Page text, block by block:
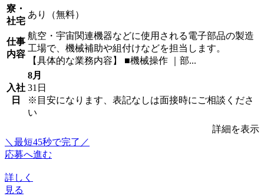
寮・
社宅
あり（無料）
仕事
内容
航空・宇宙関連機器などに使用される電子部品の製造
工場で、機械補助や組付けなどを担当します。
【具体的な業務内容】 ■機械操作 ｜部...
入社
日
8月
31日
※目安になります、表記なしは面接時にご相談くださ
い
詳細を表示
＼最短45秒で完了／
応募へ進む
詳しく
見る